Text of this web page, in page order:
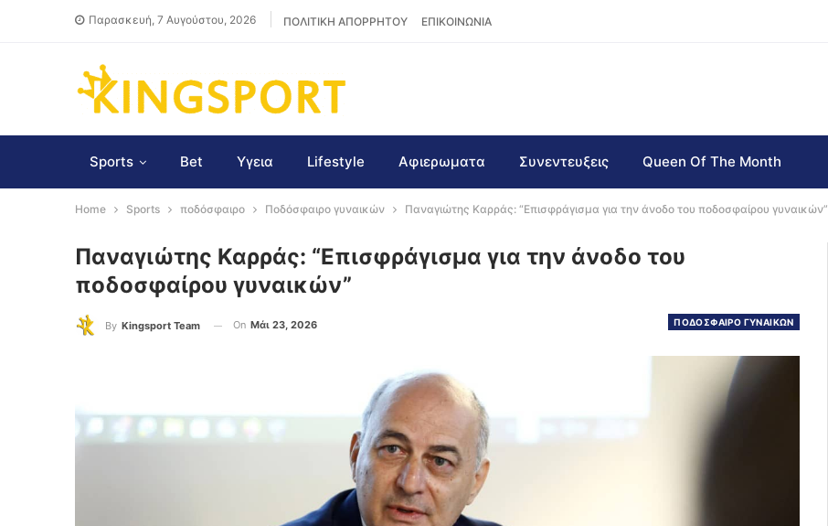
Παρασκευή, 7 Αυγούστου, 2026 ΠΟΛΙΤΙΚΗ ΑΠΟΡΡΗΤΟΥ ΕΠΙΚΟΙΝΩΝΙΑ
Sports Bet Υγεια Lifestyle Αφιερωματα Συνεντευξεις Queen Of The Month
Home Sports ποδόσφαιρο Ποδόσφαιρο γυναικών Παναγιώτης Καρράς: “Eπισφράγισμα για την άνοδο του ποδοσφαίρου γυναικών”
Παναγιώτης Καρράς: “Eπισφράγισμα για την άνοδο του
ποδοσφαίρου γυναικών”
ΠΟΔΟΣΦΑΙΡΟ ΓΥΝΑΙΚΩΝ
By Kingsport Team On Μάι 23, 2026